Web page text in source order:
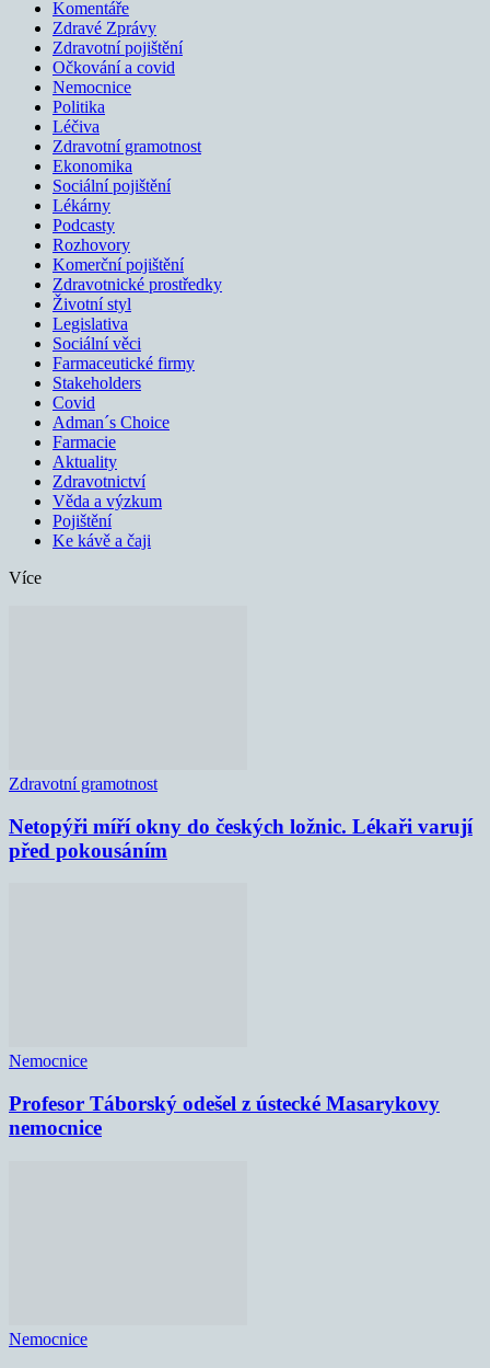
Komentáře
Zdravé Zprávy
Zdravotní pojištění
Očkování a covid
Nemocnice
Politika
Léčiva
Zdravotní gramotnost
Ekonomika
Sociální pojištění
Lékárny
Podcasty
Rozhovory
Komerční pojištění
Zdravotnické prostředky
Životní styl
Legislativa
Sociální věci
Farmaceutické firmy
Stakeholders
Covid
Adman´s Choice
Farmacie
Aktuality
Zdravotnictví
Věda a výzkum
Pojištění
Ke kávě a čaji
Více
Zdravotní gramotnost
Netopýři míří okny do českých ložnic. Lékaři varují
před pokousáním
Nemocnice
Profesor Táborský odešel z ústecké Masarykovy
nemocnice
Nemocnice